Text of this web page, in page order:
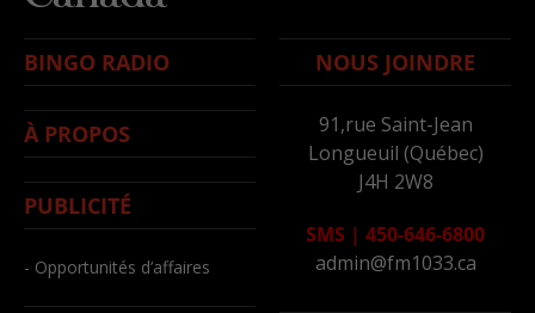
BINGO RADIO
À PROPOS
PUBLICITÉ
- Opportunités d’affaires
NOUS JOINDRE
91,rue Saint-Jean
Longueuil (Québec)
J4H 2W8
SMS | 450-646-6800
admin@fm1033.ca